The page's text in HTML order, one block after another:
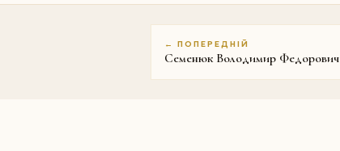
← ПОПЕРЕДНІЙ
Семенюк Володимир Федорович